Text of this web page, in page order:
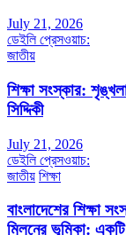
July 21, 2026
ডেইলি প্রেসওয়াচ:
জাতীয়
শিক্ষা সংস্কার:
সিদ্দিকী
July 21, 2026
ডেইলি প্রেসওয়াচ:
জাতীয় শিক্ষা
বাংলাদেশের শিক্ষা
মিলনের ভূমিকা: একটি